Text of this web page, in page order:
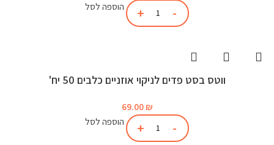
הוספה לסל
ווטס בסט פדים לניקוי אוזניים כלבים 50 יח'
69.00 ₪
הוספה לסל